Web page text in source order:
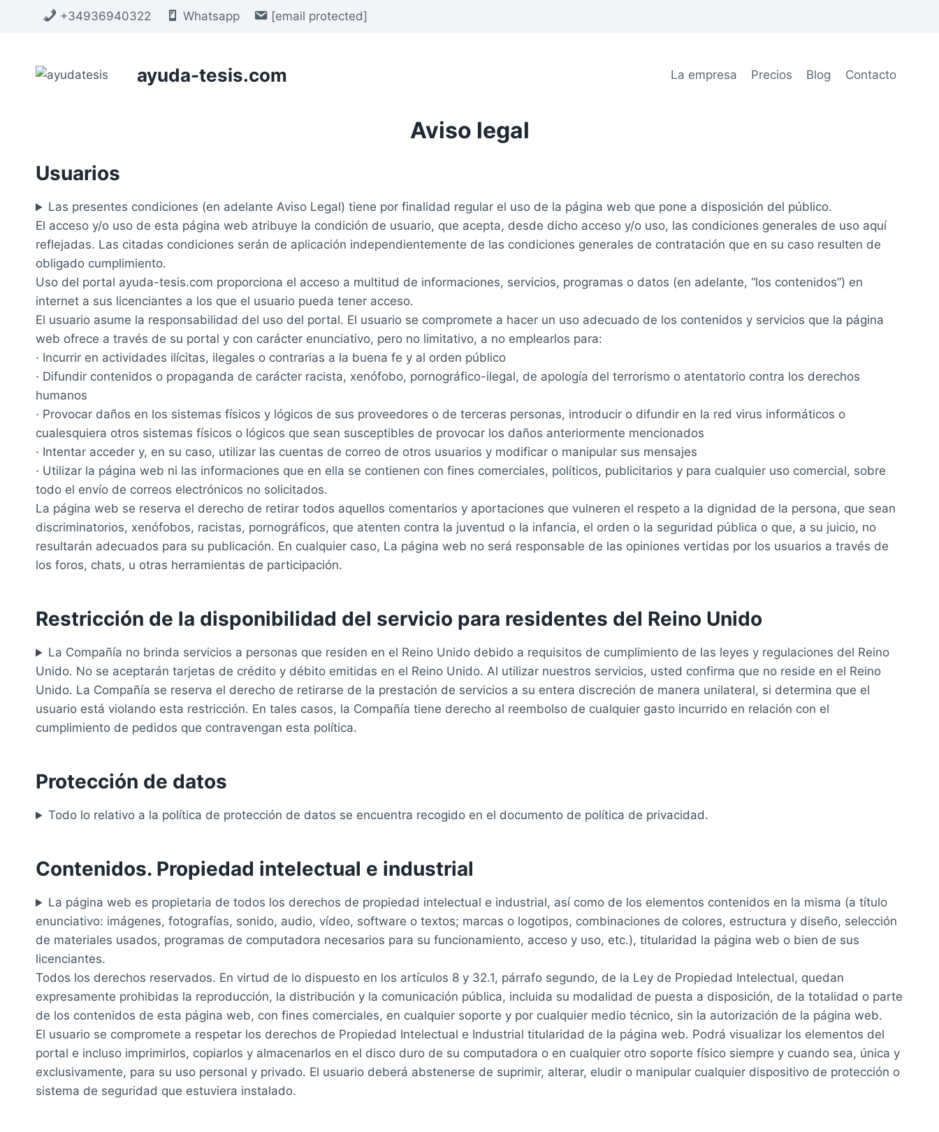
+34936940322 Whatsapp [email protected]
ayuda-tesis.com La empresa Precios Blog Contacto
Aviso legal
Usuarios
Las presentes condiciones (en adelante Aviso Legal) tiene por finalidad regular el uso de la página web que pone a disposición del público.
El acceso y/o uso de esta página web atribuye la condición de usuario, que acepta, desde dicho acceso y/o uso, las condiciones generales de uso aquí
reflejadas. Las citadas condiciones serán de aplicación independientemente de las condiciones generales de contratación que en su caso resulten de
obligado cumplimiento.
Uso del portal ayuda-tesis.com proporciona el acceso a multitud de informaciones, servicios, programas o datos (en adelante, “los contenidos”) en
internet a sus licenciantes a los que el usuario pueda tener acceso.
El usuario asume la responsabilidad del uso del portal. El usuario se compromete a hacer un uso adecuado de los contenidos y servicios que la página
web ofrece a través de su portal y con carácter enunciativo, pero no limitativo, a no emplearlos para:
· Incurrir en actividades ilícitas, ilegales o contrarias a la buena fe y al orden público
· Difundir contenidos o propaganda de carácter racista, xenófobo, pornográfico-ilegal, de apología del terrorismo o atentatorio contra los derechos
humanos
· Provocar daños en los sistemas físicos y lógicos de sus proveedores o de terceras personas, introducir o difundir en la red virus informáticos o
cualesquiera otros sistemas físicos o lógicos que sean susceptibles de provocar los daños anteriormente mencionados
· Intentar acceder y, en su caso, utilizar las cuentas de correo de otros usuarios y modificar o manipular sus mensajes
· Utilizar la página web ni las informaciones que en ella se contienen con fines comerciales, políticos, publicitarios y para cualquier uso comercial, sobre
todo el envío de correos electrónicos no solicitados.
La página web se reserva el derecho de retirar todos aquellos comentarios y aportaciones que vulneren el respeto a la dignidad de la persona, que sean
discriminatorios, xenófobos, racistas, pornográficos, que atenten contra la juventud o la infancia, el orden o la seguridad pública o que, a su juicio, no
resultarán adecuados para su publicación. En cualquier caso, La página web no será responsable de las opiniones vertidas por los usuarios a través de
los foros, chats, u otras herramientas de participación.
Restricción de la disponibilidad del servicio para residentes del Reino Unido
La Compañía no brinda servicios a personas que residen en el Reino Unido debido a requisitos de cumplimiento de las leyes y regulaciones del Reino
Unido. No se aceptarán tarjetas de crédito y débito emitidas en el Reino Unido. Al utilizar nuestros servicios, usted confirma que no reside en el Reino
Unido. La Compañía se reserva el derecho de retirarse de la prestación de servicios a su entera discreción de manera unilateral, si determina que el
usuario está violando esta restricción. En tales casos, la Compañía tiene derecho al reembolso de cualquier gasto incurrido en relación con el
cumplimiento de pedidos que contravengan esta política.
Protección de datos
Todo lo relativo a la política de protección de datos se encuentra recogido en el documento de política de privacidad.
Contenidos. Propiedad intelectual e industrial
La página web es propietaria de todos los derechos de propiedad intelectual e industrial, así como de los elementos contenidos en la misma (a título
enunciativo: imágenes, fotografías, sonido, audio, vídeo, software o textos; marcas o logotipos, combinaciones de colores, estructura y diseño, selección
de materiales usados, programas de computadora necesarios para su funcionamiento, acceso y uso, etc.), titularidad la página web o bien de sus
licenciantes.
Todos los derechos reservados. En virtud de lo dispuesto en los artículos 8 y 32.1, párrafo segundo, de la Ley de Propiedad Intelectual, quedan
expresamente prohibidas la reproducción, la distribución y la comunicación pública, incluida su modalidad de puesta a disposición, de la totalidad o parte
de los contenidos de esta página web, con fines comerciales, en cualquier soporte y por cualquier medio técnico, sin la autorización de la página web.
El usuario se compromete a respetar los derechos de Propiedad Intelectual e Industrial titularidad de la página web. Podrá visualizar los elementos del
portal e incluso imprimirlos, copiarlos y almacenarlos en el disco duro de su computadora o en cualquier otro soporte físico siempre y cuando sea, única y
exclusivamente, para su uso personal y privado. El usuario deberá abstenerse de suprimir, alterar, eludir o manipular cualquier dispositivo de protección o
sistema de seguridad que estuviera instalado.